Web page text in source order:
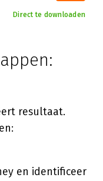
Direct te downloaden
resultaat.
en identificeer